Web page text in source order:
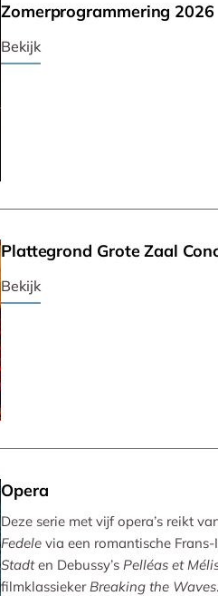
Zomerprogrammering 2026
Bekijk
Plattegrond Grote Zaal
Bekijk
Opera
Deze serie met vijf opera’s reikt
Fedele via een romantische
Stadten Debussy’s Pelléas et
filmklassiekerBreaking the Waves